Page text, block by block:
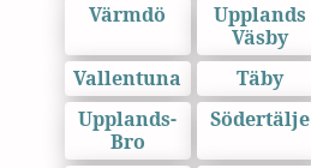
Värmdö
Upplands
Väsby
Vallentuna
Täby
Upplands-
Bro
Södertälje